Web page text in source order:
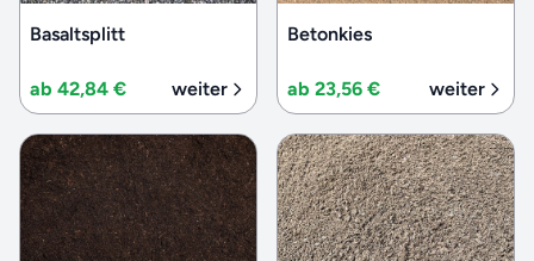
Basaltsplitt
ab 42,84 € weiter
Betonkies
ab 23,56 € weiter